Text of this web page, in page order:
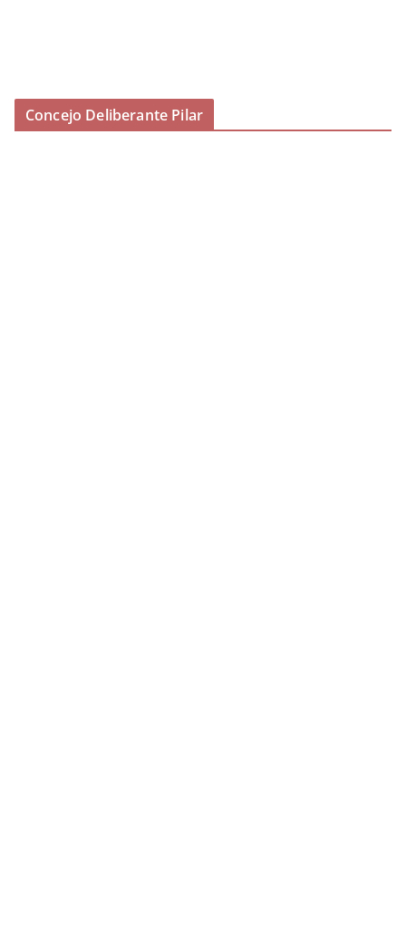
Concejo Deliberante Pilar